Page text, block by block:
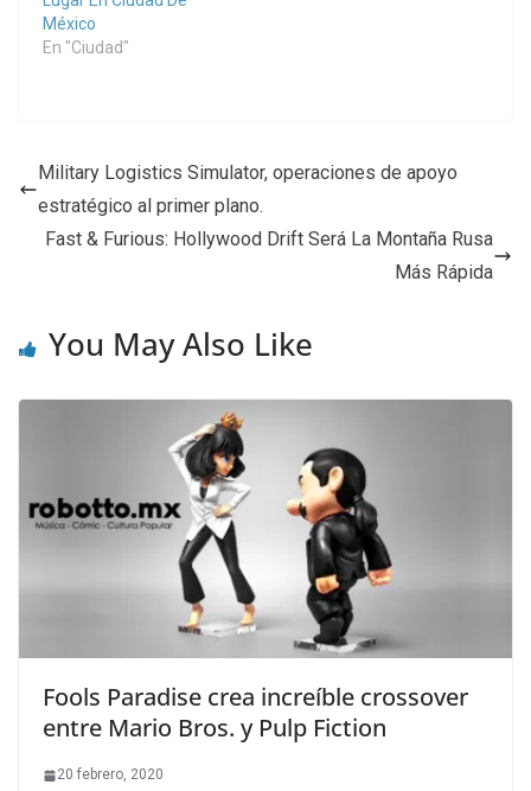
México
En "Ciudad"
Military Logistics Simulator, operaciones de apoyo
estratégico al primer plano.
Fast & Furious: Hollywood Drift Será La Montaña Rusa
Más Rápida
You May Also Like
Fools Paradise crea increíble crossover
entre Mario Bros. y Pulp Fiction
20 febrero, 2020